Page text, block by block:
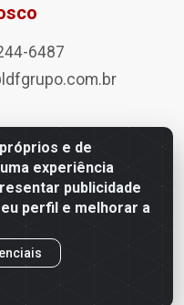
e de
experiência
publicidade
perfil e melhorar a
6487